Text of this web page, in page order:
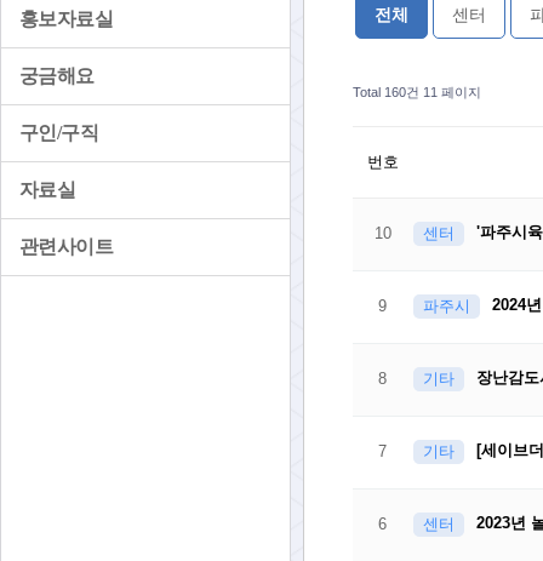
홍보자료실
궁금해요
구인/구직
자료실
관련사이트
전체 센터
Total 160건 11 페이지
번호
10 센터 '파주시
9 파주시 2024
8 기타 장난감
7 기타 [세이브
6 센터 2023년